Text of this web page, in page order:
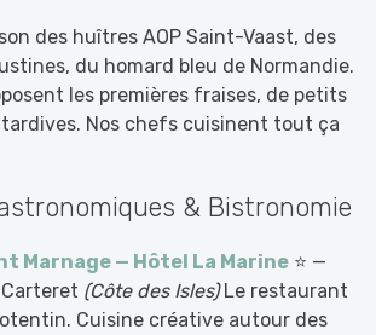
des huîtres AOP Saint-Vaast, des
du homard bleu de Normandie.
les premières fraises, de petits
tardives. Nos chefs cuisinent tout ça
& Bistronomie
Marnage — Hôtel La Marine ⭐ —
(Côte des Isles)Le restaurant
Cuisine créative autour des